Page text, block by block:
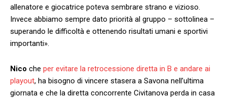
allenatore e giocatrice poteva sembrare strano e vizioso.
Invece abbiamo sempre dato priorità al gruppo – sottolinea –
superando le difficoltà e ottenendo risultati umani e sportivi
importanti».
Nico che per evitare la retrocessione diretta in B e andare ai
playout, ha bisogno di vincere stasera a Savona nell’ultima
giornata e che la diretta concorrente Civitanova perda in casa